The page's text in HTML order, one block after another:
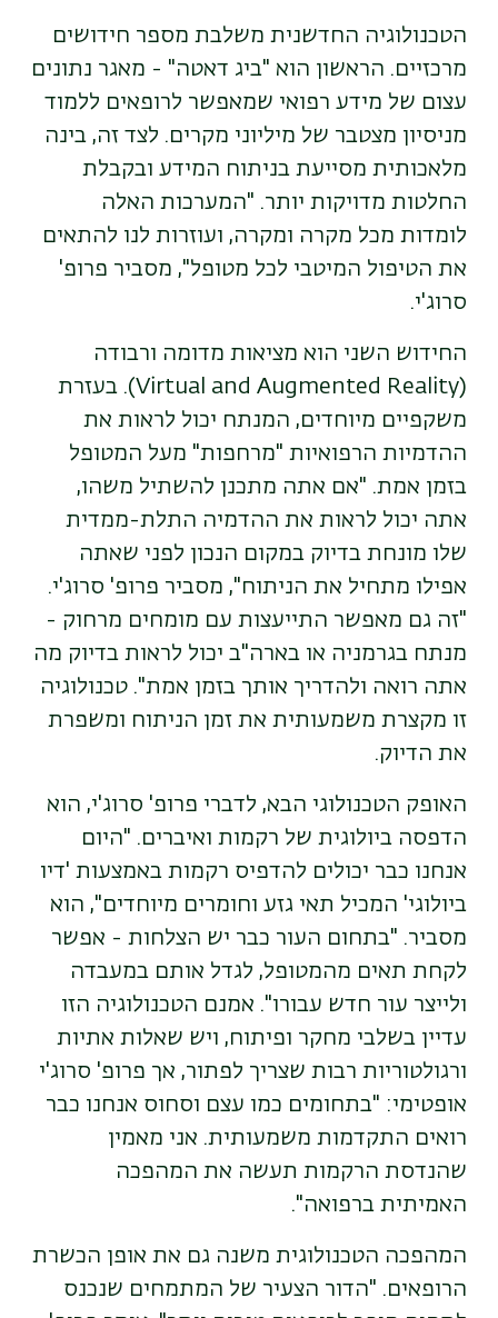
הטכנולוגיה החדשנית משלבת מספר חידושים
מרכזיים. הראשון הוא "ביג דאטה" - מאגר נתונים
עצום של מידע רפואי שמאפשר לרופאים ללמוד
מניסיון מצטבר של מיליוני מקרים. לצד זה, בינה
מלאכותית מסייעת בניתוח המידע ובקבלת
החלטות מדויקות יותר. "המערכות האלה
לומדות מכל מקרה ומקרה, ועוזרות לנו להתאים
את הטיפול המיטבי לכל מטופל", מסביר פרופ'
סרוג'י.
החידוש השני הוא מציאות מדומה ורבודה
(Virtual and Augmented Reality). בעזרת
משקפיים מיוחדים, המנתח יכול לראות את
ההדמיות הרפואיות "מרחפות" מעל המטופל
בזמן אמת. "אם אתה מתכנן להשתיל משהו,
אתה יכול לראות את ההדמיה התלת-ממדית
שלו מונחת בדיוק במקום הנכון לפני שאתה
אפילו מתחיל את הניתוח", מסביר פרופ' סרוג'י.
"זה גם מאפשר התייעצות עם מומחים מרחוק -
מנתח בגרמניה או בארה"ב יכול לראות בדיוק מה
אתה רואה ולהדריך אותך בזמן אמת". טכנולוגיה
זו מקצרת משמעותית את זמן הניתוח ומשפרת
את הדיוק.
האופק הטכנולוגי הבא, לדברי פרופ' סרוג'י, הוא
הדפסה ביולוגית של רקמות ואיברים. "היום
אנחנו כבר יכולים להדפיס רקמות באמצעות 'דיו
ביולוגי' המכיל תאי גזע וחומרים מיוחדים", הוא
מסביר. "בתחום העור כבר יש הצלחות - אפשר
לקחת תאים מהמטופל, לגדל אותם במעבדה
ולייצר עור חדש עבורו". אמנם הטכנולוגיה הזו
עדיין בשלבי מחקר ופיתוח, ויש שאלות אתיות
ורגולטוריות רבות שצריך לפתור, אך פרופ' סרוג'י
אופטימי: "בתחומים כמו עצם וסחוס אנחנו כבר
רואים התקדמות משמעותית. אני מאמין
שהנדסת הרקמות תעשה את המהפכה
האמיתית ברפואה".
המהפכה הטכנולוגית משנה גם את אופן הכשרת
הרופאים. "הדור הצעיר של המתמחים שנכנס